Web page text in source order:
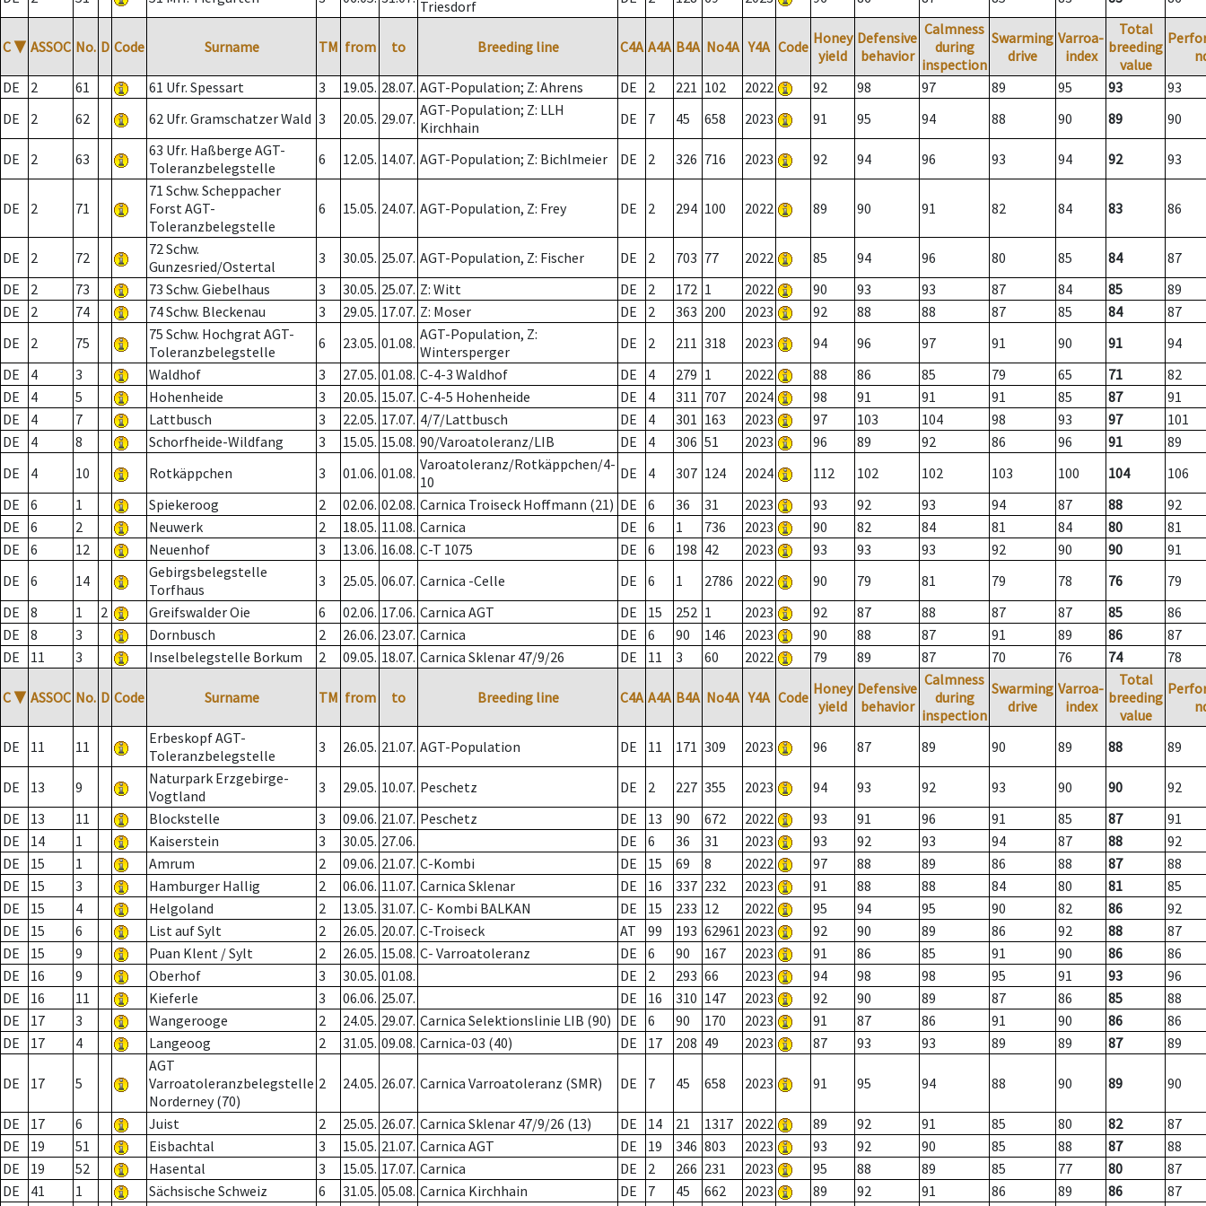
Triesdorf
C ▼ ASSOC No. D Code Surname TM from to Breeding line C4A A4A B4A No4A Y4A Code Honey
yield
Defensive
behavior
Calmness
during
inspection
Swarming
drive
Varroa-
index
Total
breeding
value
DE
2 61 61 Ufr. Spessart 3 19.05. 28.07. AGT-Population; Z: Ahrens DE 2 221 102 2022 92 98 97 89 95 93
93
DE
2 62 62 Ufr. Gramschatzer Wald 3 20.05. 29.07. AGT-Population; Z: LLH
Kirchhain
DE 7 45 658 2023 91 95 94 88 90 89 90
DE 2 63
63 Ufr. Haßberge AGT-
Toleranzbelegstelle
6 12.05. 14.07. AGT-Population; Z: Bichlmeier DE 2 326 716 2023 92 94 96 93 94 92 93
DE 2 71
71 Schw. Scheppacher
Forst AGT-
Toleranzbelegstelle
6 15.05. 24.07. AGT-Population, Z: Frey DE 2 294 100 2022 89 90 91 82 84 83 86
DE 2 72
72 Schw.
Gunzesried/Ostertal
3 30.05. 25.07. AGT-Population, Z: Fischer DE 2 703 77 2022 85 94 96 80 85 84
87
DE
2 73 73 Schw. Giebelhaus 3 30.05. 25.07. Z: Witt DE 2 172 1 2022 90 93 93 87 84 85
89
DE
2 74 74 Schw. Bleckenau 3 29.05. 17.07. Z: Moser DE 2 363 200 2023 92 88 88 87 85 84
87
DE
2 75
75 Schw. Hochgrat AGT-
Toleranzbelegstelle
6 23.05. 01.08. AGT-Population, Z:
Wintersperger
DE 2 211 318 2023 94 96 97 91 90 91
94
DE
4 3 Waldhof 3 27.05. 01.08. C-4-3 Waldhof DE 4 279 1 2022 88 86 85 79 65 71
82
DE
4 5 Hohenheide 3 20.05. 15.07. C-4-5 Hohenheide DE 4 311 707 2024 98 91 91 91 85 87
91
DE
4 7 Lattbusch 3 22.05. 17.07. 4/7/Lattbusch DE 4 301 163 2023 97 103 104 98 93 97
101
DE
4 8 Schorfheide-Wildfang 3 15.05. 15.08. 90/Varoatoleranz/LIB DE 4 306 51 2023 96 89 92 86 96 91
89
DE
4 10 Rotkäppchen 3 01.06. 01.08. Varoatoleranz/Rotkäppchen/4-
10
DE 4 307 124 2024 112 102 102 103 100 104
106
DE
6 1 Spiekeroog 2 02.06. 02.08. Carnica Troiseck Hoffmann (21) DE 6 36 31 2023 93 92 93 94 87 88
92
DE
6 2 Neuwerk 2 18.05. 11.08. Carnica DE 6 1 736 2023 90 82 84 81 84 80
81
DE
6 12 Neuenhof 3 13.06. 16.08. C-T 1075 DE 6 198 42 2023 93 93 93 92 90 90
91
DE
6 14
Gebirgsbelegstelle
Torfhaus
3 25.05. 06.07. Carnica -Celle DE 6 1 2786 2022 90 79 81 79 78 76
79
DE
8 1 2 Greifswalder Oie 6 02.06. 17.06. Carnica AGT DE 15 252 1 2023 92 87 88 87 87 85
86
DE
8 3 Dornbusch 2 26.06. 23.07. Carnica DE 6 90 146 2023 90 88 87 91 89 86
87
DE
11 3 Inselbelegstelle Borkum 2 09.05. 18.07. Carnica Sklenar 47/9/26 DE 11 3 60 2022 79 89 87 70 76 74 78
C ▼ ASSOC No. D Code Surname TM from to Breeding line C4A A4A B4A No4A Y4A Code Honey
yield
Defensive
behavior
Calmness
during
inspection
Swarming
drive
Varroa-
index
Total
breeding
value
DE 11 11
Erbeskopf AGT-
Toleranzbelegstelle
3 26.05. 21.07. AGT-Population DE 11 171 309 2023 96 87 89 90 89 88 89
DE 13 9
Naturpark Erzgebirge-
Vogtland
3 29.05. 10.07. Peschetz DE 2 227 355 2023 94 93 92 93 90 90
92
DE
13 11 Blockstelle 3 09.06. 21.07. Peschetz DE 13 90 672 2022 93 91 96 91 85 87
91
DE
14 1 Kaiserstein 3 30.05. 27.06. DE 6 36 31 2023 93 92 93 94 87 88
92
DE
15 1 Amrum 2 09.06. 21.07. C-Kombi DE 15 69 8 2022 97 88 89 86 88 87
88
DE
15 3 Hamburger Hallig 2 06.06. 11.07. Carnica Sklenar DE 16 337 232 2023 91 88 88 84 80 81
85
DE
15 4 Helgoland 2 13.05. 31.07. C- Kombi BALKAN DE 15 233 12 2022 95 94 95 90 82 86
92
DE
15 6 List auf Sylt 2 26.05. 20.07. C-Troiseck AT 99 193 62961 2023 92 90 89 86 92 88
87
DE
15 9 Puan Klent / Sylt 2 26.05. 15.08. C- Varroatoleranz DE 6 90 167 2023 91 86 85 91 90 86
86
DE
16 9 Oberhof 3 30.05. 01.08. DE 2 293 66 2023 94 98 98 95 91 93
96
DE
16 11 Kieferle 3 06.06. 25.07. DE 16 310 147 2023 92 90 89 87 86 85
88
DE
17 3 Wangerooge 2 24.05. 29.07. Carnica Selektionslinie LIB (90) DE 6 90 170 2023 91 87 86 91 90 86
86
DE
17 4 Langeoog 2 31.05. 09.08. Carnica-03 (40) DE 17 208 49 2023 87 93 93 89 89 87 89
DE 17 5
AGT
Varroatoleranzbelegstelle
Norderney (70)
2 24.05. 26.07. Carnica Varroatoleranz (SMR) DE 7 45 658 2023 91 95 94 88 90 89 90
DE 17 6 Juist 2 25.05. 26.07. Carnica Sklenar 47/9/26 (13) DE 14 21 1317 2022 89 92 91 85 80 82
87
DE
19 51 Eisbachtal 3 15.05. 21.07. Carnica AGT DE 19 346 803 2023 93 92 90 85 88 87
88
DE
19 52 Hasental 3 15.05. 17.07. Carnica DE 2 266 231 2023 95 88 89 85 77 80
87
DE
41 1 Sächsische Schweiz 6 31.05. 05.08. Carnica Kirchhain DE 7 45 662 2023 89 92 91 86 89 86
87